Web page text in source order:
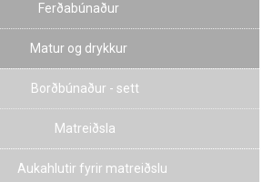
Ferðabúnaður
Matur og drykkur
Borðbúnaður - sett
Matreiðsla
Aukahlutir fyrir matreiðslu